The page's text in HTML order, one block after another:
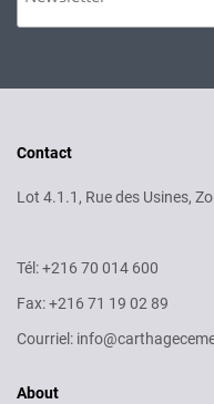
Contact
Lot 4.1.1, Rue des Usines,
Tél: +216 70 014 600
Fax: +216 71 19 02 89
Courriel:
About